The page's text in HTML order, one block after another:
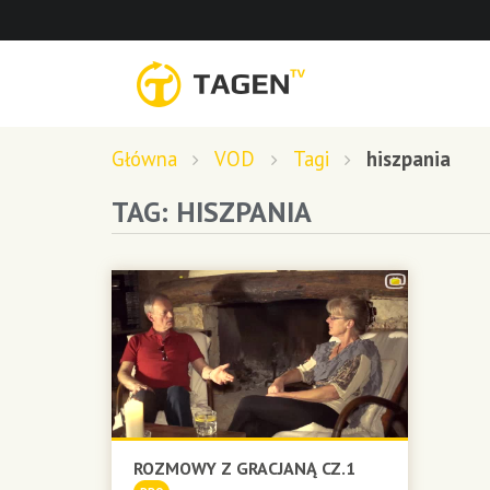
Główna VOD Tagi hiszpania
TAG: HISZPANIA
ROZMOWY Z GRACJANĄ CZ.1